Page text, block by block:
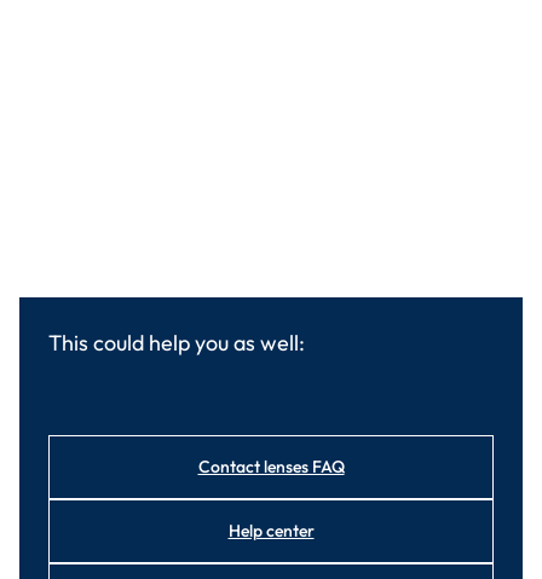
This could help you as well:
Contact lenses FAQ
Help center